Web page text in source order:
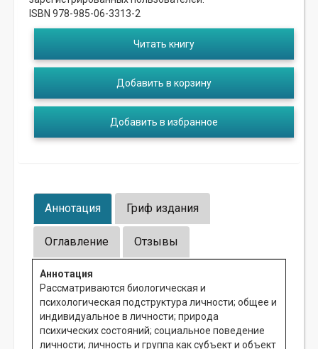
ISBN 978-985-06-3313-2
Читать книгу
Добавить в корзину
Добавить в избранное
Аннотация Гриф издания
Оглавление Отзывы
Аннотация
Рассматриваются биологическая и
психологическая подструктура личности; общее и
индивидуальное в личности; природа
психических состояний; социальное поведение
личности; личность и группа как субъект и объект